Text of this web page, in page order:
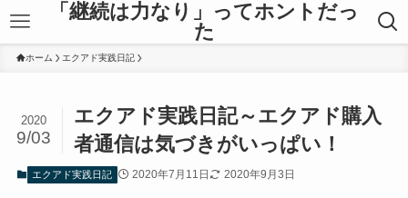
「継続は力なり」ってホントだっ
た
ホーム エクアド実践日記
エクアド実践日記～エクアド購入
者通信は気づきがいっぱい！
2020
9/03
エクアド実践日記 2020年7月11日 2020年9月3日